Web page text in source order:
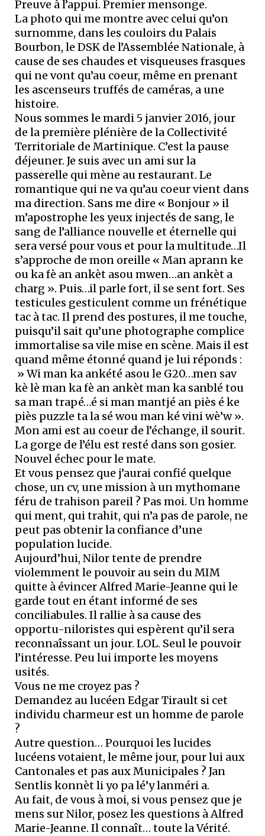
Preuve à l’appui. Premier mensonge.
La photo qui me montre avec celui qu’on
surnomme, dans les couloirs du Palais
Bourbon, le DSK de l’Assemblée Nationale, à
cause de ses chaudes et visqueuses frasques
qui ne vont qu’au coeur, même en prenant
les ascenseurs truffés de caméras, a une
histoire.
Nous sommes le mardi 5 janvier 2016, jour
de la première plénière de la Collectivité
Territoriale de Martinique. C’est la pause
déjeuner. Je suis avec un ami sur la
passerelle qui mène au restaurant. Le
romantique qui ne va qu’au coeur vient dans
ma direction. Sans me dire « Bonjour » il
m’apostrophe les yeux injectés de sang, le
sang de l’alliance nouvelle et éternelle qui
sera versé pour vous et pour la multitude…Il
s’approche de mon oreille « Man aprann ke
ou ka fè an ankèt asou mwen…an ankèt a
charg ». Puis…il parle fort, il se sent fort. Ses
testicules gesticulent comme un frénétique
tac à tac. Il prend des postures, il me touche,
puisqu’il sait qu’une photographe complice
immortalise sa vile mise en scène. Mais il est
quand même étonné quand je lui réponds :
» Wi man ka ankété asou le G20…men sav
kè lè man ka fè an ankèt man ka sanblé tou
sa man trapé…é si man mantjé an piès é ke
piès puzzle ta la sé wou man ké vini wè’w ».
Mon ami est au coeur de l’échange, il sourit.
La gorge de l’élu est resté dans son gosier.
Nouvel échec pour le mate.
Et vous pensez que j’aurai confié quelque
chose, un cv, une mission à un mythomane
féru de trahison pareil ? Pas moi. Un homme
qui ment, qui trahit, qui n’a pas de parole, ne
peut pas obtenir la confiance d’une
population lucide.
Aujourd’hui, Nilor tente de prendre
violemment le pouvoir au sein du MIM
quitte à évincer Alfred Marie-Jeanne qui le
garde tout en étant informé de ses
conciliabules. Il rallie à sa cause des
opportu-niloristes qui espèrent qu’il sera
reconnaîssant un jour. LOL. Seul le pouvoir
l’intéresse. Peu lui importe les moyens
usités.
Vous ne me croyez pas ?
Demandez au lucéen Edgar Tirault si cet
individu charmeur est un homme de parole
?
Autre question… Pourquoi les lucides
lucéens votaient, le même jour, pour lui aux
Cantonales et pas aux Municipales ? Jan
Sentlis konnèt li yo pa lé’y lanméri a.
Au fait, de vous à moi, si vous pensez que je
mens sur Nilor, posez les questions à Alfred
Marie-Jeanne. Il connaît… toute la Vérité.